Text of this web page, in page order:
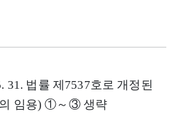
31. 법률 제7537호로 개정된
임용) ①～③ 생략